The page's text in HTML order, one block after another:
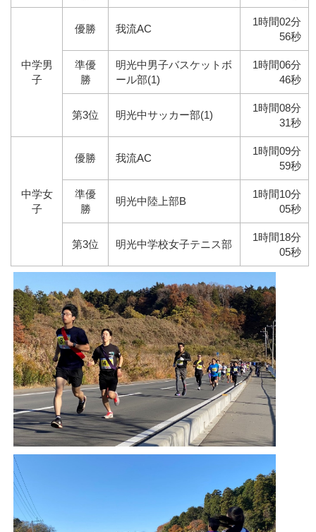
中学男
子
優勝 我流AC
1時間02分
56秒
準優
勝
明光中男子バスケットボ
ール部(1)
1時間06分
46秒
第3位 明光中サッカー部(1)
1時間08分
31秒
中学女
子
優勝 我流AC
1時間09分
59秒
準優
勝
明光中陸上部B
1時間10分
05秒
第3位 明光中学校女子テニス部
1時間18分
05秒